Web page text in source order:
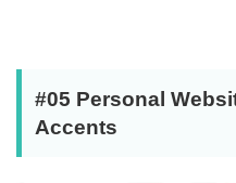
#05 Personal
Accents